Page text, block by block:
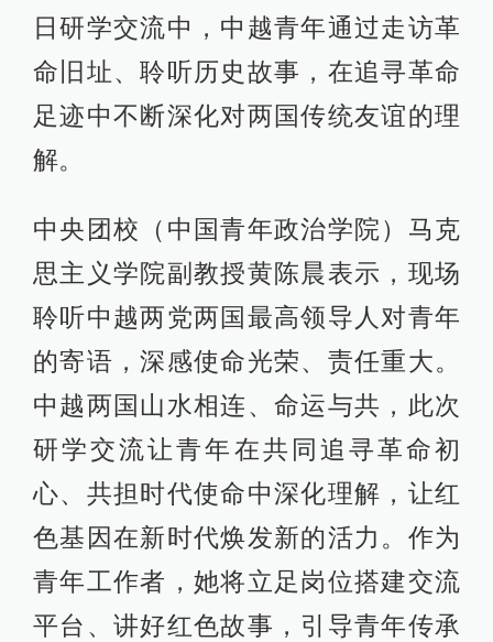
日研学交流中，中越青年通过走访革
命旧址、聆听历史故事，在追寻革命
足迹中不断深化对两国传统友谊的理
解。
中央团校（中国青年政治学院）马克
思主义学院副教授黄陈晨表示，现场
聆听中越两党两国最高领导人对青年
的寄语，深感使命光荣、责任重大。
中越两国山水相连、命运与共，此次
研学交流让青年在共同追寻革命初
心、共担时代使命中深化理解，让红
色基因在新时代焕发新的活力。作为
青年工作者，她将立足岗位搭建交流
平台、讲好红色故事，引导青年传承